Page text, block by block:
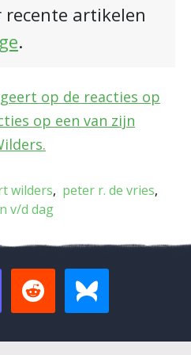
recente artikelen
.
op de reacties op
op een van zijn
wilders
peter r. de vries
v/d dag